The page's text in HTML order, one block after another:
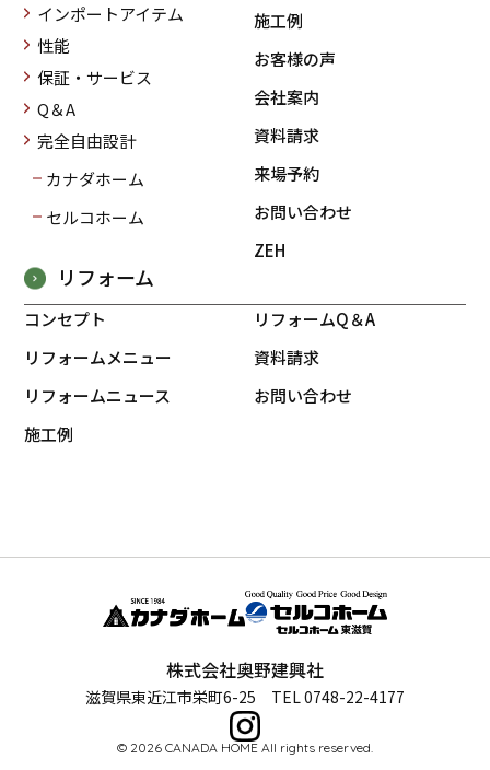
インポートアイテム
性能
保証・サービス
Q＆A
完全自由設計
カナダホーム
セルコホーム
施工例
お客様の声
会社案内
資料請求
来場予約
お問い合わせ
ZEH
リフォーム
コンセプト
リフォームメニュー
リフォームニュース
施工例
リフォームQ＆A
資料請求
お問い合わせ
株式会社奥野建興社
滋賀県東近江市栄町6-25 TEL 0748-22-4177
© 2026 CANADA HOME All rights reserved.